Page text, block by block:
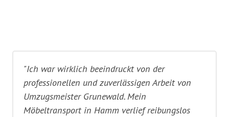
"Ich war wirklich beeindruckt von der
professionellen und zuverlässigen Arbeit von
Umzugsmeister Grunewald. Mein
Möbeltransport in Hamm verlief reibungslos